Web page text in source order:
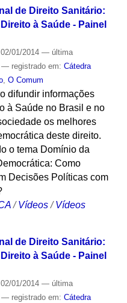
de Direito Sanitário:
à Saúde - Painel
01/2014 — última
— registrado em: Cátedra
, O Comum
difundir informações
à Saúde no Brasil e no
os melhores
deste direito.
o tema Domínio da
Como
Decisões Políticas com
/Vídeos /Vídeos
de Direito Sanitário:
à Saúde - Painel
01/2014 — última
— registrado em: Cátedra